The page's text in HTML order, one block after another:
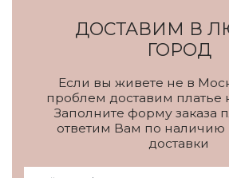
ДОСТАВИМ В
ГОРОД
Если вы живете не в
проблем доставим платье
Заполните форму заказа
ответим Вам по наличию
доставки